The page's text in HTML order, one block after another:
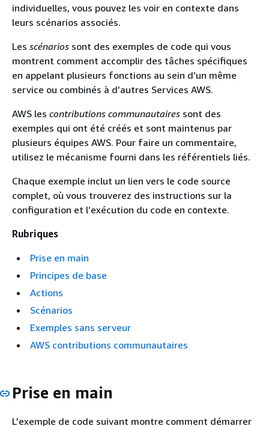
individuelles, vous pouvez les voir en contexte dans
leurs scénarios associés.
Les scénarios sont des exemples de code qui vous
montrent comment accomplir des tâches spécifiques
en appelant plusieurs fonctions au sein d’un même
service ou combinés à d’autres Services AWS.
AWS les contributions communautaires sont des
exemples qui ont été créés et sont maintenus par
plusieurs équipes AWS. Pour faire un commentaire,
utilisez le mécanisme fourni dans les référentiels liés.
Chaque exemple inclut un lien vers le code source
complet, où vous trouverez des instructions sur la
configuration et l’exécution du code en contexte.
Rubriques
Prise en main
Principes de base
Actions
Scénarios
Exemples sans serveur
AWS contributions communautaires
Prise en main
L'exemple de code suivant montre comment démarrer